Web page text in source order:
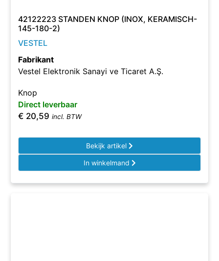
42122223 STANDEN KNOP (INOX, KERAMISCH-
145-180-2)
VESTEL
Fabrikant
Vestel Elektronik Sanayi ve Ticaret A.Ş.
Knop
Direct leverbaar
€ 20,59 incl. BTW
Bekijk artikel
In winkelmand